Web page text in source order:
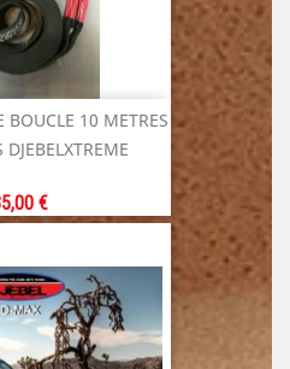
BOUCLE 10 METRES
€